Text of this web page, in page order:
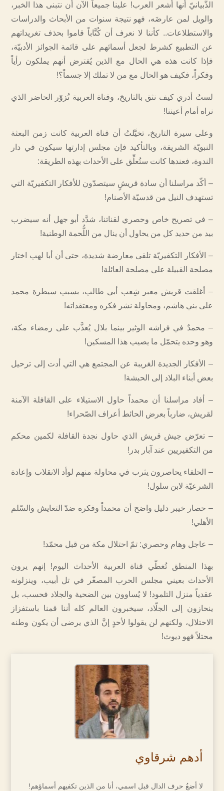
الذُّبيانيّ أنها أشعر العرب! علينا جميعاً الآن أن نتبنى هذا الخبر،
والويل لمن عارضَه، فهو نتيجة سنوات من الأبحاث والدراسات
والاستطلاعات.. كأننا لا نعرف أن كُتَّاباً قاموا بحذف تغريداتهم
عن التطبيع كشرط لجعل أسمائهم على قائمة الجوائز الأدبيّة،
فإذا كانت هذه هي الحال مع الذين يُفترض أنهم يملكون رأياً
وفكراً، فكيف هو الحال مع من لا تملك إلا جسماً؟!
لستُ أدري كيف نثق بالتاريخ، وقناة العربية تُزوّر الحاضر الذي
نراه أمام أعيننا!
وعلى سيرة التاريخ، تخيَّلتُ أن قناة العربية كانت زمن البعثة
النبويّة الشريفة، وبالتأكيد فإن مجلس إدارتها سيكون في دار
الندوة، فعندها كانت ستُعلِّق على الأحداث بهذه الطريقة:
– أكّد مراسلنا أن سادة قريشٍ سيتصدّون للأفكار التكفيريّة التي
تستهدف النيل من قدسيّة الأصنام!
– في تصريح خاص وحصري لقناتنا، شدَّد أبو جهل أنه سيضرب
بيد من حديد كل من يحاول أن ينال من اللُّحمة الوطنية!
– الأفكار التكفيريّة تلقى معارضة شديدة، حتى أن أبا لهب اختار
مصلحة القبيلة على مصلحة العائلة!
– أغلقت قريش معبر شِعب أبي طالب، بسبب سيطرة محمد
على بني هاشم، ومحاولة نشر فكره ومعتقداته!
– محمدٌ في فراشه الوثير بينما بلال يُعذَّب على رمضاء مكة،
وهو وحده يتحمّل ما يصيب هذا المسكين!
– الأفكار الجديدة الغريبة عن المجتمع هي التي أدت إلى ترحيل
بعض أبناء البلاد إلى الحبشة!
– أفاد مراسلنا أن محمداً حاول الاستيلاء على القافلة الآمنة
لقريش، ضارباً بعرض الحائط أعراف الصّحراء!
– تعرّض جيش قريش الذي حاول نجدة القافلة لكمين محكم
من التكفيريين عند آبار بدر!
– الحلفاء يحاصرون يثرب في محاولة منهم لوأد الانقلاب وإعادة
الشرعيّة لابن سلول!
– حصار خيبر دليل واضح أن محمداً وفكره ضدّ التعايش والسّلم
الأهلي!
– عاجل وهام وحصري: تمّ احتلال مكة من قبل محمّد!
بهذا المنطق تُغطّي قناة العربية الأحداث اليوم! إنهم يرون
الأحداث بعيني مجلس الحرب المصغّر في تل أبيب، وينزلونه
عقدياً منزل التلمود! لا يُساوون بين الضحية والجلاد فحسب، بل
ينحازون إلى الجلّاد، سيخبرون العالم كله أننا قمنا باستفزاز
الاحتلال، ولكنهم لن يقولوا لأحدٍ إنَّ الذي يرضى أن يكون وطنه
محتلاً فهو ديوث!
أدهم شرقاوي
لا أضعُ حرف الدال قبل اسمي، أنا من الذين تكفيهم أسماؤهم!